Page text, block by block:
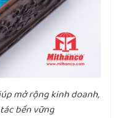
mở rộng kinh doanh,
bền vững